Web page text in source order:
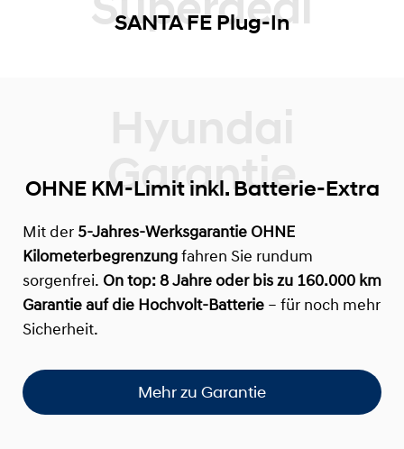
Superdeal
SANTA FE Plug-In
OHNE KM-Limit inkl. Batterie-Extra
Mit der 5-Jahres-Werksgarantie OHNE
Kilometerbegrenzung fahren Sie rundum
sorgenfrei. On top: 8 Jahre oder bis zu 160.000 km
Garantie auf die Hochvolt-Batterie – für noch mehr
Sicherheit.
Mehr zu Garantie